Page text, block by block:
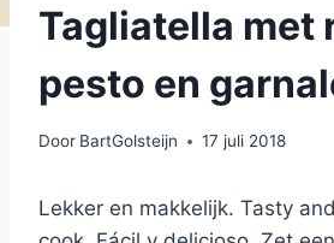
Tagliatella met
pesto en
Door BartGolsteijn 17 juli 2018
Lekker en makkelijk. Tasty